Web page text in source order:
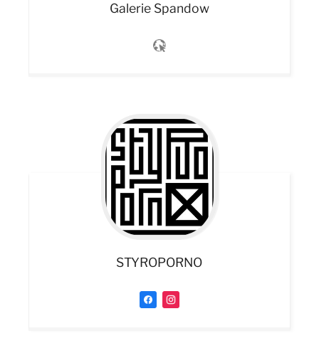
Galerie Spandow
STYROPORNO